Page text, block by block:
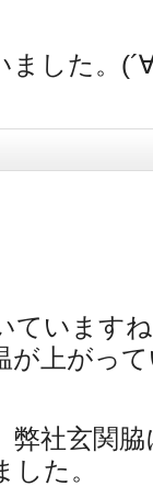
した。
ています
が上がっ
弊社玄関
た。